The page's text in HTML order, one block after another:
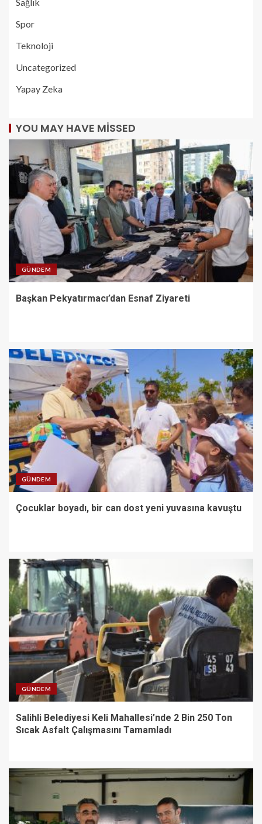
Spor
Teknoloji
Uncategorized
Yapay Zeka
YOU MAY HAVE MISSED
GÜNDEM
Başkan Pekyatırmacı’dan Esnaf Ziyareti
GÜNDEM
Çocuklar boyadı, bir can dost yeni yuvasına kavuştu
GÜNDEM
Salihli Belediyesi Keli Mahallesi’nde 2 Bin 250 Ton
Sıcak Asfalt Çalışmasını Tamamladı